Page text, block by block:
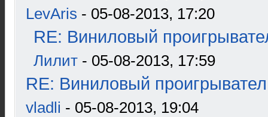
LevAris - 05-08-2013, 17:20
RE: Виниловый
Лилит - 05-08-2013, 17:59
RE: Виниловый
vladli - 05-08-2013, 19:04